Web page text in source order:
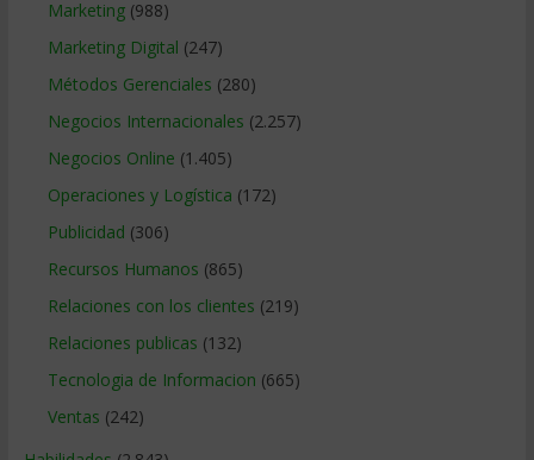
Marketing(988)
Marketing Digital (247)
Métodos Gerenciales (280)
Negocios Internacionales (2.257)
Negocios Online (1.405)
Operaciones y Logística (172)
Publicidad (306)
Recursos Humanos (865)
Relaciones con los clientes (219)
Relaciones publicas (132)
Tecnologia de Informacion (665)
Ventas (242)